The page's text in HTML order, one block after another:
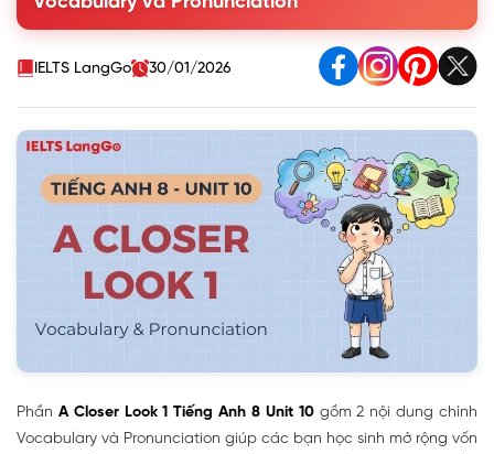
3. Complete the sentences with the words from the box.
II. Pronunciation
IELTS LangGo 30/01/2026
Phần A Closer Look 1 Tiếng Anh 8 Unit 10gồm 2 nội dung chính
Vocabulary và Pronunciation giúp các bạn học sinh mở rộng vốn